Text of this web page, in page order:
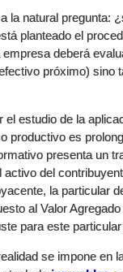
la natural pregunta:
planteado el
deberá
próximo) sino
estudio de la
productivo es
presenta un
del
la particular
al Valor
para este
se impone en